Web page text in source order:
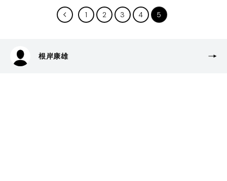
1 2 3 4 5
根岸康雄